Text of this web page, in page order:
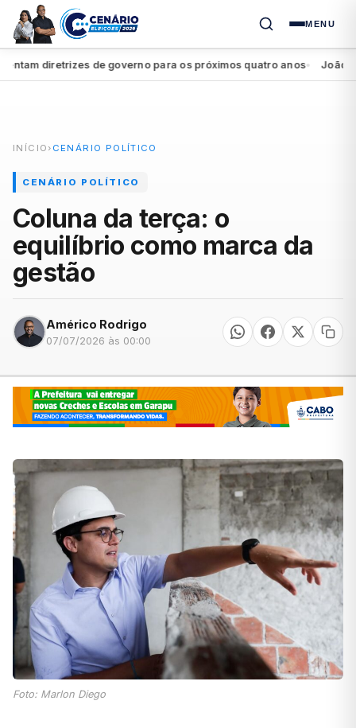
MENU
diretrizes de governo para os próximos quatro anos● João
INÍCIO › CENÁRIO POLÍTICO
CENÁRIO POLÍTICO
Coluna da terça: o
equilíbrio como marca da
gestão
Américo Rodrigo
07/07/2026 às 00:00
Foto: Marlon Diego